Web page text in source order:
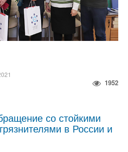
1952
со стойкими
в России и